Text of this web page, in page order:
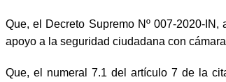
Que, el Decreto Supremo Nº 007-2020-
apoyo a la seguridad ciudadana con
Que, el numeral 7.1 del artículo 7 de la